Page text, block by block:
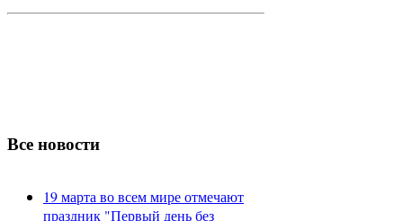
Все новости
19 марта во всем мире отмечают
праздник "Первый день без